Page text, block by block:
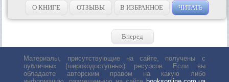
О КНИГЕ ОТЗЫВЫ В ИЗБРАННОЕ ЧИТАТЬ
Вперед
Материалы, присутствующие на сайте, получены с
публичных (широкодоступных) ресурсов. Если вы
обладаете авторским правом на какую либо